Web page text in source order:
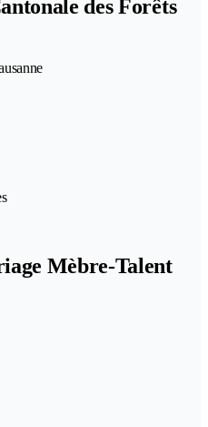
des Forêts
Mèbre-Talent